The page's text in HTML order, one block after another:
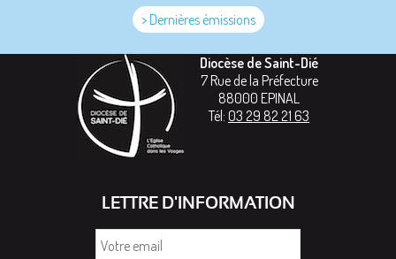
> Dernières émissions
Diocèse de Saint-Dié
7 Rue de la Préfecture
88000 EPINAL
Tél: 03 29 82 21 63
LETTRE D'INFORMATION